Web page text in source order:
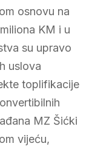
osnovu na
KM i u
su upravo
uslova
toplifikacije
MZ Šićki
vijeću,